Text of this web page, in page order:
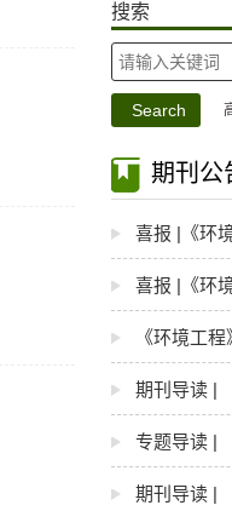
搜索
期刊公
喜报 |《环境
喜报 |《环境
《环境工
期刊导读 |
专题导读 | 《环
期刊导读 | 《环境